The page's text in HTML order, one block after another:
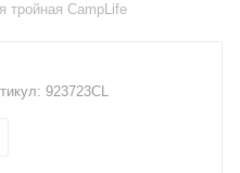
тройная CampLife
923723CL